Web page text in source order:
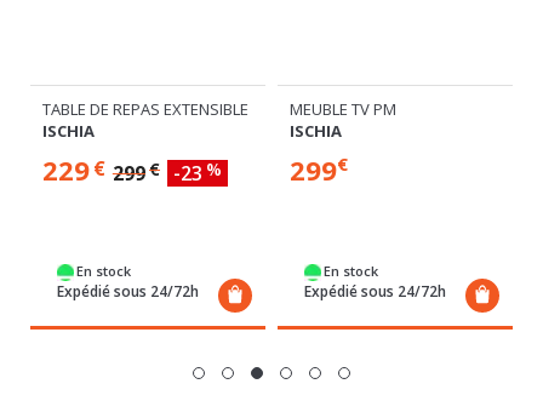
TABLE DE REPAS EXTENSIBLE
ISCHIA
229€ 299€ -23 %
En stock
Expédié sous 24/72h
MEUBLE TV PM
ISCHIA
299€
En stock
Expédié sous 24/72h